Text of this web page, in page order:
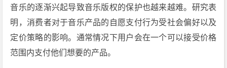
音乐的逐渐兴起导致音乐版权的保护也越来越难。研究表
明，消费者对于音乐产品的自愿支付行为受社会偏好以及
定价策略的影响。通常情况下用户会在一个可以接受价格
范围内支付他们想要的产品。